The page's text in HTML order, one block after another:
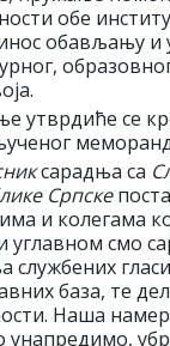
обе
обављању
утврдиће се
сарадња са
Српске
и колегама
углавном смо
службених
база, те
Наша
унапредимо,